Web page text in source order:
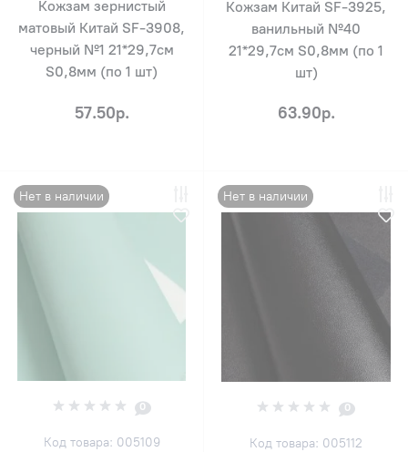
Кожзам зернистый
матовый Китай SF-3908,
черный №1 21*29,7см
S0,8мм (по 1 шт)
57.50р.
Кожзам Китай SF-3925,
ванильный №40
21*29,7см S0,8мм (по 1
шт)
63.90р.
Нет в наличии
0
Код товара: 005109
Нет в наличии
0
Код товара: 005112